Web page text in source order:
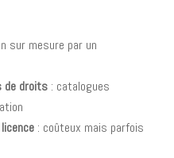
sur mesure par un
de droits: catalogues
: coûteux mais parfois